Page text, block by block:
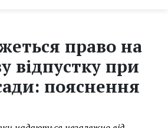
право на
відпустку при
пояснення